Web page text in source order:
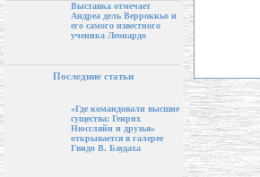
Выставка отмечает
Андреа дель Верроккьо и
его самого известного
ученика Леонардо
Последние статьи
«Где командовали высшие
существа: Генрих
Нюссляйн и друзья»
открывается в галерее
Гвидо В. Баудаха